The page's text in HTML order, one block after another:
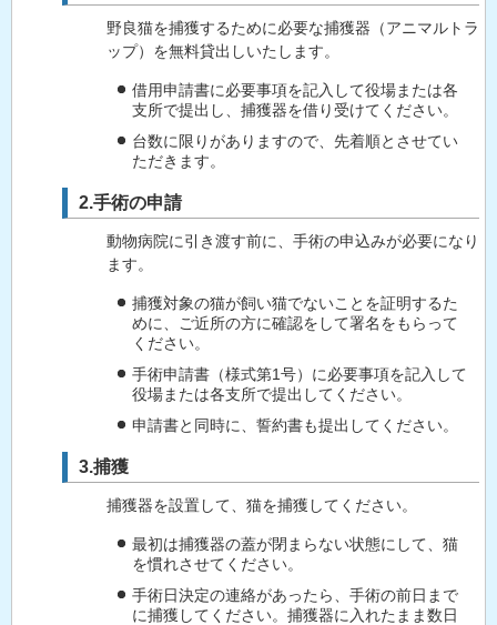
野良猫を捕獲するために必要な捕獲器（アニマルトラ
ップ）を無料貸出しいたします。
借用申請書に必要事項を記入して役場または各
支所で提出し、捕獲器を借り受けてください。
台数に限りがありますので、先着順とさせてい
ただきます。
2.手術の申請
動物病院に引き渡す前に、手術の申込みが必要になり
ます。
捕獲対象の猫が飼い猫でないことを証明するた
めに、ご近所の方に確認をして署名をもらって
ください。
手術申請書（様式第1号）に必要事項を記入して
役場または各支所で提出してください。
申請書と同時に、誓約書も提出してください。
3.捕獲
捕獲器を設置して、猫を捕獲してください。
最初は捕獲器の蓋が閉まらない状態にして、猫
を慣れさせてください。
手術日決定の連絡があったら、手術の前日まで
に捕獲してください。捕獲器に入れたまま数日